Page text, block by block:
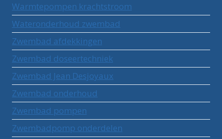
Warmtepompen krachtstroom
Wateronderhoud zwembad
Zwembad afdekkingen
Zwembad doseertechniek
Zwembad Jean Desjoyaux
Zwembad onderhoud
Zwembad pompen
Zwembadpomp onderdelen